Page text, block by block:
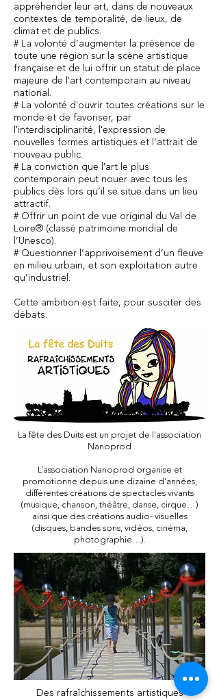
appréhender leur art, dans de nouveaux
contextes de temporalité, de lieux, de
climat et de publics.
# La volonté d’augmenter la présence de
toute une région sur la scène artistique
française et de lui offrir un statut de place
majeure de l'art contemporain au niveau
national.
# La volonté d'ouvrir toutes créations sur le
monde et de favoriser, par
l'interdisciplinarité, l'expression de
nouvelles formes artistiques et l’attrait de
nouveau public.
# La conviction que l'art le plus
contemporain peut nouer avec tous les
publics dès lors qu’il se situe dans un lieu
attractif.
# Offrir un point de vue original du Val de
Loire® (classé patrimoine mondial de
l’Unesco).
# Questionner l’apprivoisement d’un fleuve
en milieu urbain, et son exploitation autre
qu’industriel.
Cette ambition est faite, pour susciter des
débats.
La fête des Duits est un projet de l'association
Nanoprod
L’association Nanoprod organise et
promotionne depuis une dizaine d’années,
différentes créations de spectacles vivants
(musique, chanson, théâtre, danse, cirque…)
ainsi que des créations audio- visuelles
(disques, bandes sons, vidéos, cinéma,
photographie…).
Des rafraîchissements artistiques